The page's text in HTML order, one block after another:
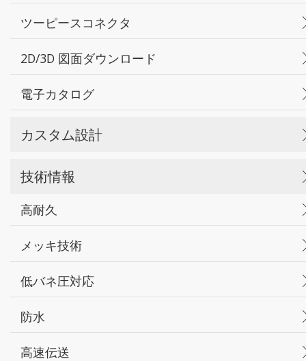
ツーピースコネクタ
2D/3D 図面ダウンロード
電子カタログ
カスタム設計
技術情報
高耐久
メッキ技術
低バネ圧対応
防水
高速伝送